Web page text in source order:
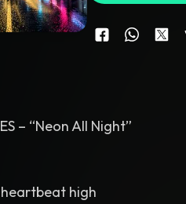
– “Neon All Night”
high